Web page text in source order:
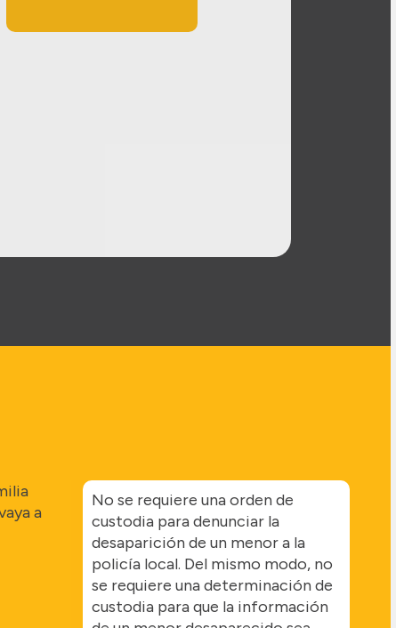
a
No se requiere una orden de
custodia para denunciar la
desaparición de un menor a la
policía local. Del mismo modo, no
se requiere una determinación de
custodia para que la información